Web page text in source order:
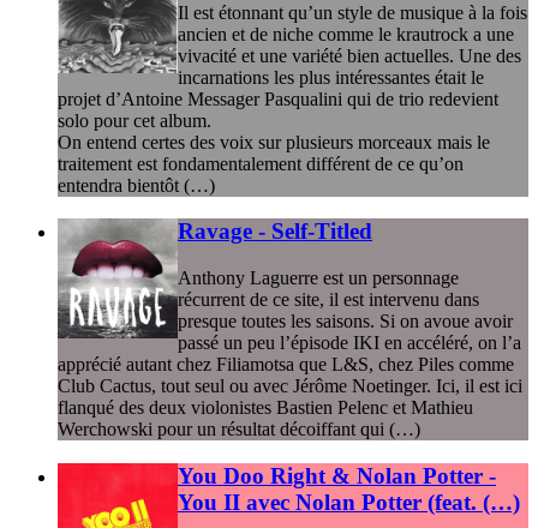
Il est étonnant qu’un style de musique à la fois
ancien et de niche comme le krautrock a une
vivacité et une variété bien actuelles. Une des
incarnations les plus intéressantes était le
projet d’Antoine Messager Pasqualini qui de trio redevient
solo pour cet album.
On entend certes des voix sur plusieurs morceaux mais le
traitement est fondamentalement différent de ce qu’on
entendra bientôt (…)
Ravage - Self-Titled
Anthony Laguerre est un personnage
récurrent de ce site, il est intervenu dans
presque toutes les saisons. Si on avoue avoir
passé un peu l’épisode IKI en accéléré, on l’a
apprécié autant chez Filiamotsa que L&S, chez Piles comme
Club Cactus, tout seul ou avec Jérôme Noetinger. Ici, il est ici
flanqué des deux violonistes Bastien Pelenc et Mathieu
Werchowski pour un résultat décoiffant qui (…)
You Doo Right & Nolan Potter -
You II avec Nolan Potter (feat. (…)